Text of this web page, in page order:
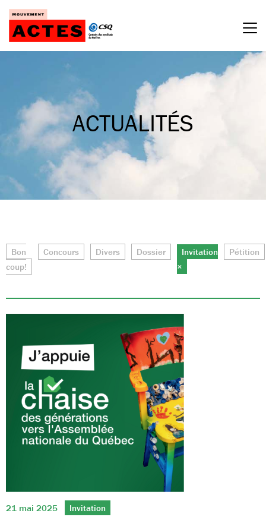
Passer
contenu
ACTUALITÉS
21 mai 2025 Invitation
Bon
coup!
Concours Divers Dossier
Invitation
×
Pétition